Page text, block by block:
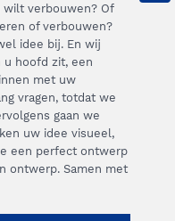
wilt verbouwen? Of
of verbouwen?
idee bij. En wij
u hoofd zit, een
met uw
vragen, totdat we
gaan we
uw idee visueel,
een perfect ontwerp
ontwerp. Samen met